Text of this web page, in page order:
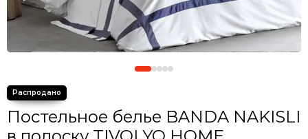
Постельное белье BANDA NAKISLI